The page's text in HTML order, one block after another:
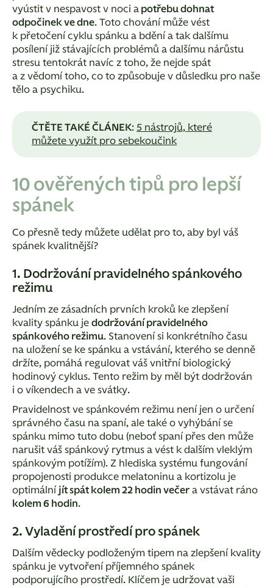
vyústit v nespavost v noci a potřebu dohnat
odpočinek ve dne. Toto chování může vést
k přetočení cyklu spánku a bdění a tak dalšímu
posílení již stávajících problémů a dalšímu nárůstu
stresu tentokrát navíc z toho, že nejde spát
a z vědomí toho, co to způsobuje v důsledku pro naše
tělo a psychiku.
ČTĚTE TAKÉ ČLÁNEK: 5 nástrojů, které
můžete využít pro sebekoučink
10 ověřených tipů pro lepší
spánek
Co přesně tedy můžete udělat pro to, aby byl váš
spánek kvalitnější?
1. Dodržování pravidelného spánkového
režimu
Jedním ze zásadních prvních kroků ke zlepšení
kvality spánku je dodržování pravidelného
spánkového režimu. Stanovení si konkrétního času
na uložení se ke spánku a vstávání, kterého se denně
držíte, pomáhá regulovat váš vnitřní biologický
hodinový cyklus. Tento režim by měl být dodržován
i o víkendech a ve svátky.
Pravidelnost ve spánkovém režimu není jen o určení
správného času na spaní, ale také o vyhýbání se
spánku mimo tuto dobu (neboť spaní přes den může
narušit váš spánkový rytmus a vést k dalším vleklým
spánkovým potížím). Z hlediska systému fungování
propojenosti produkce melatoninu a kortizolu je
optimální jít spát kolem 22 hodin večer a vstávat ráno
kolem 6 hodin.
2. Vyladění prostředí pro spánek
Dalším vědecky podloženým tipem na zlepšení kvality
spánku je vytvoření příjemného spánek
podporujícího prostředí. Klíčem je udržovat vaši